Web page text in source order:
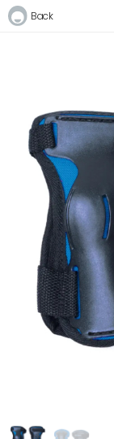
E-postadress
Lösenord
Bli medlem i Club
Glömt ditt
Ansök om att bli
Back
36%